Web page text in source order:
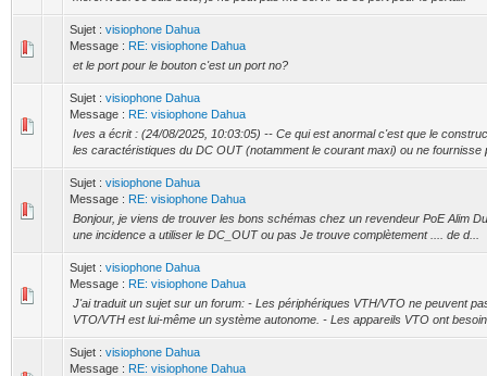
Sujet : visiophone Dahua
Message : RE: visiophone Dahua
et le port pour le bouton c'est un port no?
Sujet : visiophone Dahua
Message : RE: visiophone Dahua
Ives a écrit : (24/08/2025, 10:03:05) -- Ce qui est anormal c'est que le
les caractéristiques du DC OUT (notamment le courant maxi) ou ne fournisse
Sujet : visiophone Dahua
Message : RE: visiophone Dahua
Bonjour, je viens de trouver les bons schémas chez un revendeur PoE Alim
une incidence a utiliser le DC_OUT ou pas Je trouve complètement .... de d...
Sujet : visiophone Dahua
Message : RE: visiophone Dahua
J'ai traduit un sujet sur un forum: - Les périphériques VTH/VTO ne peuvent
VTO/VTH est lui-même un système autonome. - Les appareils VTO ont
Sujet : visiophone Dahua
Message : RE: visiophone Dahua